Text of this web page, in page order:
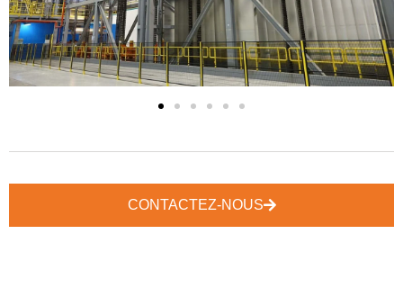
CONTACTEZ-NOUS